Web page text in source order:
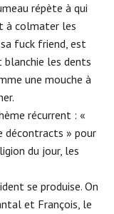
répète à qui
à colmater les
fuck friend, est
blanchie les dents
une mouche à
récurrent : «
décontracts » pour
du jour, les
se produise. On
et François, le